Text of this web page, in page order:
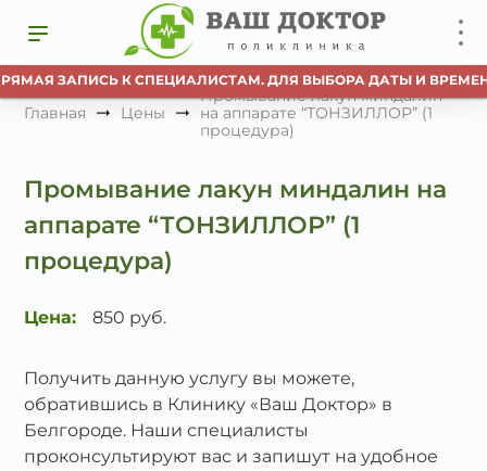
ЗАПИСЬ К СПЕЦИАЛИСТАМ. ДЛЯ ВЫБОРА ДАТЫ И
Главная Цены
Промывание лакун миндалин
на аппарате “ТОНЗИЛЛОР” (1
процедура)
Промывание лакун миндалин на
аппарате “ТОНЗИЛЛОР” (1
процедура)
Цена: 850 руб.
Получить данную услугу вы можете,
обратившись в Клинику «Ваш Доктор» в
Белгороде. Наши специалисты
проконсультируют вас и запишут на удобное